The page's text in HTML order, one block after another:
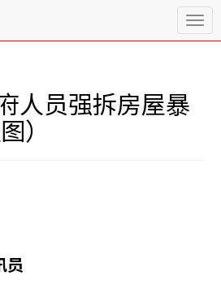
T
o
人员强拆房屋暴
）
员